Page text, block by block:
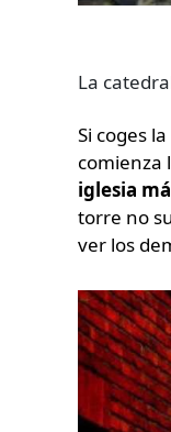
La
Si coges
comienza
iglesia
torre no
ver los